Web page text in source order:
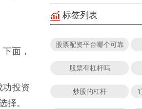
面，
功投资
择。
标签列表
股票配资平台哪个可靠
股票有杠杆吗
炒股的杠杆